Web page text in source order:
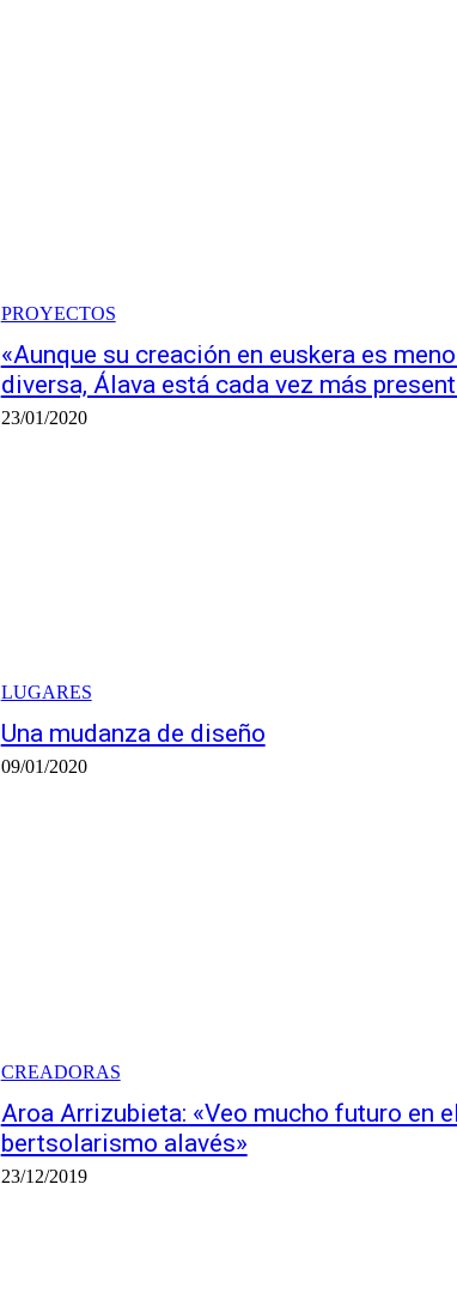
PROYECTOS
«Aunque su creación en euskera es
diversa, Álava está cada vez más
23/01/2020
LUGARES
Una mudanza de diseño
09/01/2020
CREADORAS
Aroa Arrizubieta: «Veo mucho futuro en el
bertsolarismo alavés»
23/12/2019